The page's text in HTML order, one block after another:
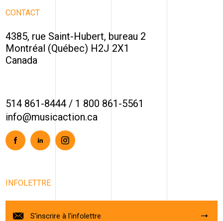
CONTACT
4385, rue Saint-Hubert, bureau 2
Montréal (Québec) H2J 2X1
Canada
514 861-8444 / 1 800 861-5561
info@musicaction.ca
FacebookLinkedinInstagram
INFOLETTRE
S'inscrire à l'infolettre